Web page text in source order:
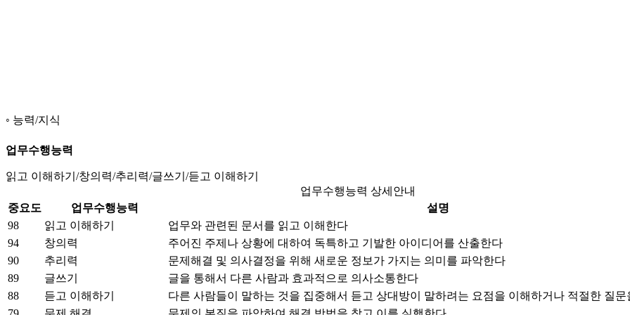
능력/지식
업무수행능력
읽고 이해하기/창의력/추리력/글쓰기/듣고 이해하기
업무수행능력 상세안내
중요도
업무수행능력
설명
98
읽고 이해하기
업무와 관련된 문서를 읽고 이해한다
94
창의력
주어진 주제나 상황에 대하여 독특하고 기발한 아이디어를 산출한다
90
추리력
문제해결 및 의사결정을 위해 새로운 정보가 가지는 의미를 파악한다
89
글쓰기
글을 통해서 다른 사람과 효과적으로 의사소통한다
88
듣고 이해하기
다른 사람들이 말하는 것을 집중해서 듣고 상대방이 말하려는 요점을 이해하거나 적절한 질문